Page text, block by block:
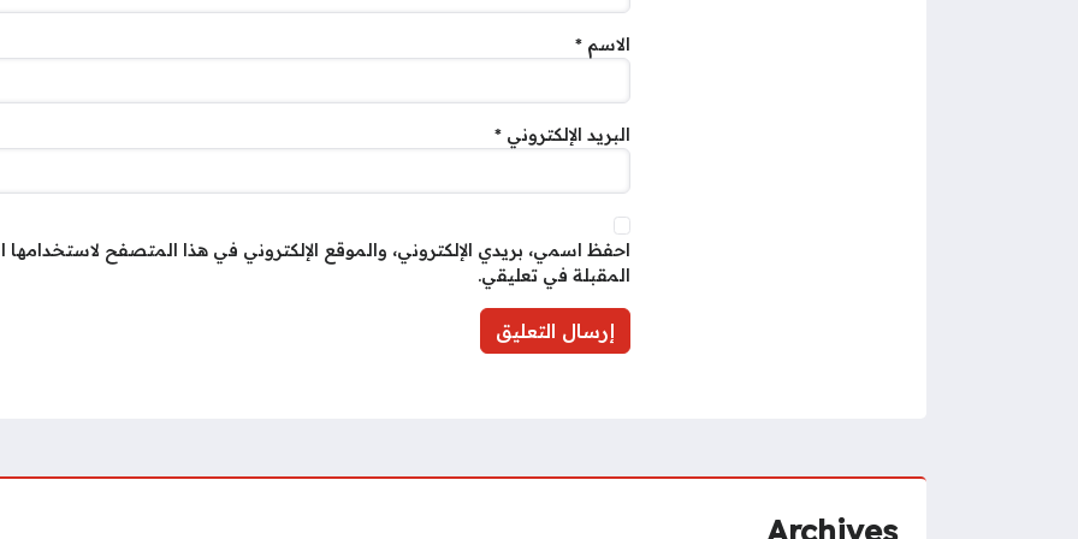
الاسم *
البريد الإلكتروني *
احفظ اسمي، بريدي الإلكتروني، والموقع الإلكتروني في هذا المتصفح لاستخدامها
المقبلة في تعليقي.
Archives